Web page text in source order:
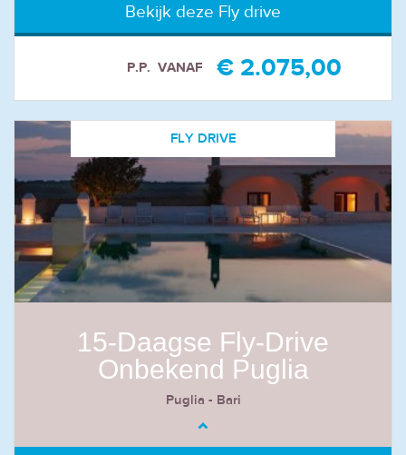
Bekijk deze Fly drive
VANAF
P.P. € 2.075,00
FLY DRIVE
15-Daagse Fly-Drive
Onbekend Puglia
Puglia - Bari